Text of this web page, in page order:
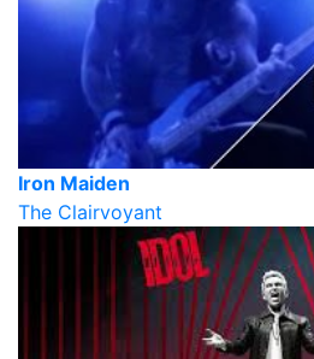
Iron Maiden
The Clairvoyant